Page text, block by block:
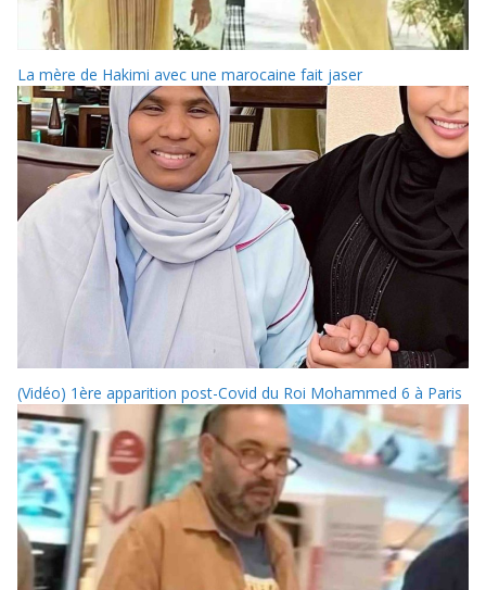
La mère de Hakimi avec une marocaine fait jaser
(Vidéo) 1ère apparition post-Covid du Roi Mohammed 6 à Paris